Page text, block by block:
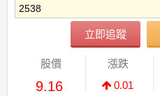
立即追蹤
股價
9.16
漲跌
0.01